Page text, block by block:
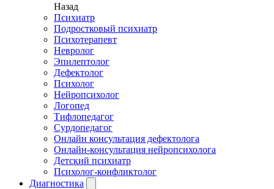
Назад
Психиатр
Подростковый психиатр
Психотерапевт
Невролог
Эпилептолог
Дефектолог
Психолог
Нейропсихолог
Логопед
Тифлопедагог
Сурдопедагог
Онлайн консультация дефектолога
Онлайн-консультация нейропсихолога
Детский психиатр
Психолог-конфликтолог
Диагностика